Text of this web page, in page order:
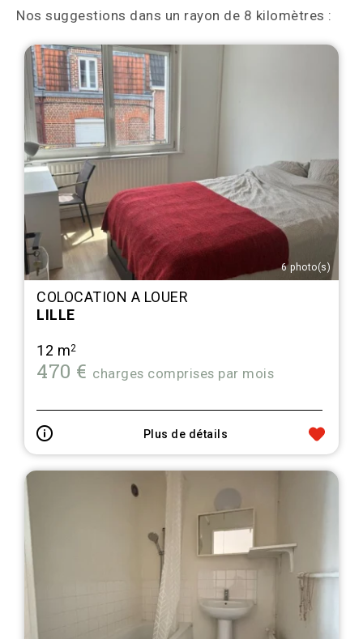
Nos suggestions dans un rayon de 8 kilomètres :
6 photo(s)
COLOCATION A LOUER
LILLE
12 m2
470 € charges comprises par mois
Plus de détails